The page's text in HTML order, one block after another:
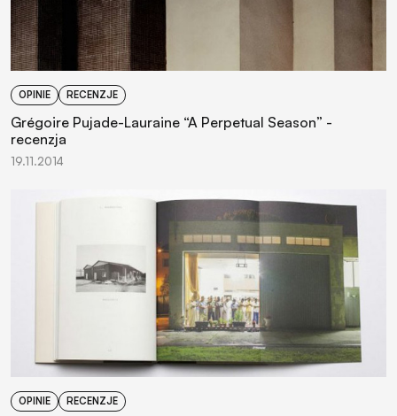
OPINIE RECENZJE
Grégoire Pujade-Lauraine “A Perpetual Season” -
recenzja
19.11.2014
OPINIE RECENZJE